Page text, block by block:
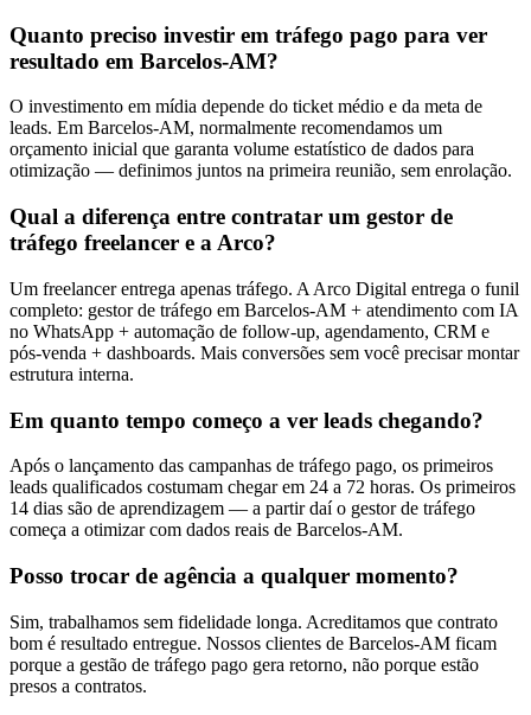
Quanto preciso investir em tráfego pago para ver
resultado em Barcelos-AM?
O investimento em mídia depende do ticket médio e da meta de
leads. Em Barcelos-AM, normalmente recomendamos um
orçamento inicial que garanta volume estatístico de dados para
otimização — definimos juntos na primeira reunião, sem enrolação.
Qual a diferença entre contratar um gestor de
tráfego freelancer e a Arco?
Um freelancer entrega apenas tráfego. A Arco Digital entrega o funil
completo: gestor de tráfego em Barcelos-AM + atendimento com IA
no WhatsApp + automação de follow-up, agendamento, CRM e
pós-venda + dashboards. Mais conversões sem você precisar montar
estrutura interna.
Em quanto tempo começo a ver leads chegando?
Após o lançamento das campanhas de tráfego pago, os primeiros
leads qualificados costumam chegar em 24 a 72 horas. Os primeiros
14 dias são de aprendizagem — a partir daí o gestor de tráfego
começa a otimizar com dados reais de Barcelos-AM.
Posso trocar de agência a qualquer momento?
Sim, trabalhamos sem fidelidade longa. Acreditamos que contrato
bom é resultado entregue. Nossos clientes de Barcelos-AM ficam
porque a gestão de tráfego pago gera retorno, não porque estão
presos a contratos.